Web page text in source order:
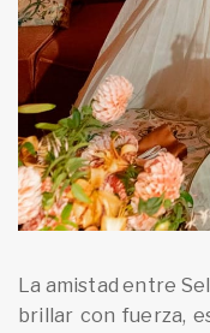
La amistad entre
brillar con fuerza,